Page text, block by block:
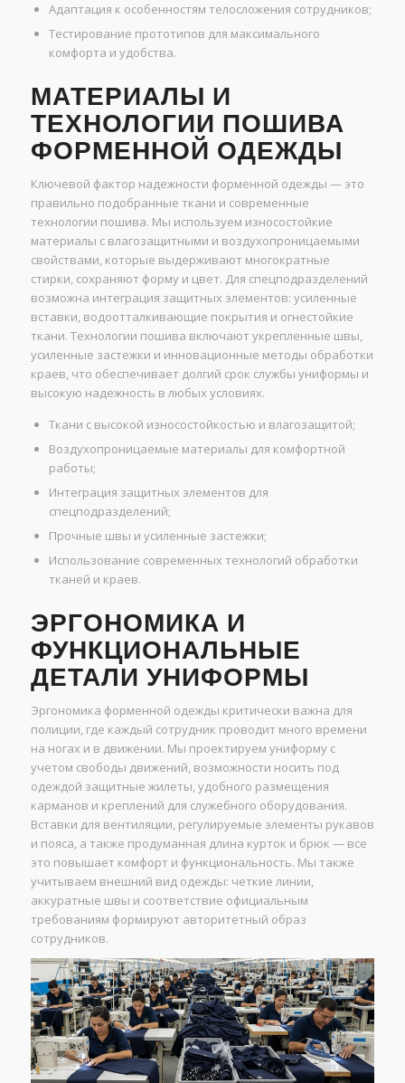
Адаптация к особенностям телосложения сотрудников;
Тестирование прототипов для максимального
комфорта и удобства.
МАТЕРИАЛЫ И
ТЕХНОЛОГИИ ПОШИВА
ФОРМЕННОЙ ОДЕЖДЫ
Ключевой фактор надежности форменной одежды — это
правильно подобранные ткани и современные
технологии пошива. Мы используем износостойкие
материалы с влагозащитными и воздухопроницаемыми
свойствами, которые выдерживают многократные
стирки, сохраняют форму и цвет. Для спецподразделений
возможна интеграция защитных элементов: усиленные
вставки, водоотталкивающие покрытия и огнестойкие
ткани. Технологии пошива включают укрепленные швы,
усиленные застежки и инновационные методы обработки
краев, что обеспечивает долгий срок службы униформы и
высокую надежность в любых условиях.
Ткани с высокой износостойкостью и влагозащитой;
Воздухопроницаемые материалы для комфортной
работы;
Интеграция защитных элементов для
спецподразделений;
Прочные швы и усиленные застежки;
Использование современных технологий обработки
тканей и краев.
ЭРГОНОМИКА И
ФУНКЦИОНАЛЬНЫЕ
ДЕТАЛИ УНИФОРМЫ
Эргономика форменной одежды критически важна для
полиции, где каждый сотрудник проводит много времени
на ногах и в движении. Мы проектируем униформу с
учетом свободы движений, возможности носить под
одеждой защитные жилеты, удобного размещения
карманов и креплений для служебного оборудования.
Вставки для вентиляции, регулируемые элементы рукавов
и пояса, а также продуманная длина курток и брюк — все
это повышает комфорт и функциональность. Мы также
учитываем внешний вид одежды: четкие линии,
аккуратные швы и соответствие официальным
требованиям формируют авторитетный образ
сотрудников.